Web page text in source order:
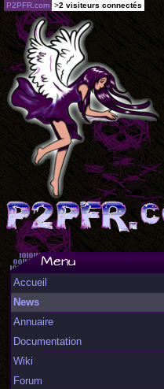
Menu
Accueil
News
Annuaire
Documentation
Wiki
Forum
P2PFR.com >2 visiteurs connectés